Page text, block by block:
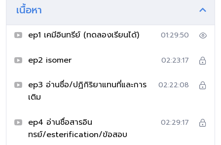
เนื้อหา
ep1 เคมีอินทรีย์ (ทดลองเรียนได้) 01:29:50
ep2 isomer 02:23:17
ep3 อ่านชื่อ/ปฏิกิริยาแทนที่และการ
เติม
02:22:08
ep4 อ่านชื่อสารอิน
ทรย์/esterification/ข้อสอบ
02:29:17